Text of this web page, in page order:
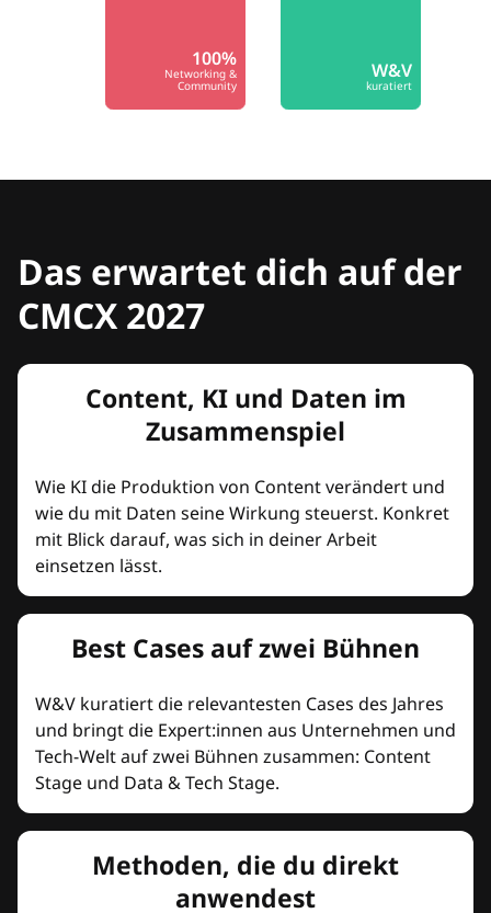
100%
Networking &
Community
W&V
kuratiert
Das erwartet dich auf der
CMCX 2027
Content, KI und Daten im
Zusammenspiel
Wie KI die Produktion von Content verändert und
wie du mit Daten seine Wirkung steuerst. Konkret
mit Blick darauf, was sich in deiner Arbeit
einsetzen lässt.
Best Cases auf zwei Bühnen
W&V kuratiert die relevantesten Cases des Jahres
und bringt die Expert:innen aus Unternehmen und
Tech-Welt auf zwei Bühnen zusammen: Content
Stage und Data & Tech Stage.
Methoden, die du direkt
anwendest